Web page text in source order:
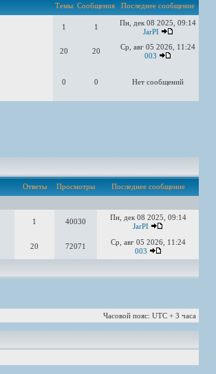
Темы Сообщения Последнее сообщение
1 1
Пн, дек 08 2025, 09:14
JarPI
20 20
Ср, авг 05 2026, 11:24
003
0 0 Нет сообщений
Ответы Просмотры
Последнее сообщение
1 40030
Пн, дек 08 2025, 09:14
JarPI
20 72071
Ср, авг 05 2026, 11:24
003
Часовой пояс: UTC + 3 часа